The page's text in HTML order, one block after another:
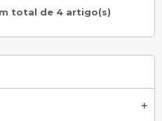
add
total de 4 artigo(s)